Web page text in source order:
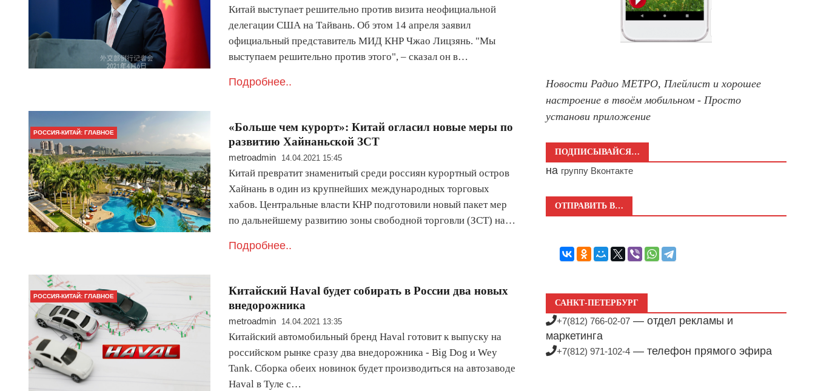
Китай выступает решительно против визита неофициальной
делегации США на Тайвань. Об этом 14 апреля заявил
официальный представитель МИД КНР Чжао Лицзянь. "Мы
выступаем решительно против этого", – сказал он в…
Подробнее..
РОССИЯ-КИТАЙ: ГЛАВНОЕ
«Больше чем курорт»: Китай огласил новые меры по
развитию Хайнаньской ЗСТ
metroadmin 14.04.2021 15:45
Китай превратит знаменитый среди россиян курортный остров
Хайнань в один из крупнейших международных торговых
хабов. Центральные власти КНР подготовили новый пакет мер
по дальнейшему развитию зоны свободной торговли (ЗСТ) на…
Подробнее..
РОССИЯ-КИТАЙ: ГЛАВНОЕ
Китайский Haval будет собирать в России два новых
внедорожника
metroadmin 14.04.2021 13:35
Китайский автомобильный бренд Haval готовит к выпуску на
российском рынке сразу два внедорожника - Big Dog и Wey
Tank. Сборка обеих новинок будет производиться на автозаводе
Haval в Туле с…
Новости Радио МЕТРО, Плейлист и хорошее
настроение в твоём мобильном - Просто
установи приложение
ПОДПИСЫВАЙСЯ…
на группу Вконтакте
ОТПРАВИТЬ В…
САНКТ-ПЕТЕРБУРГ
+7(812) 766-02-07 — отдел рекламы и
маркетинга
+7(812) 971-102-4 — телефон прямого эфира